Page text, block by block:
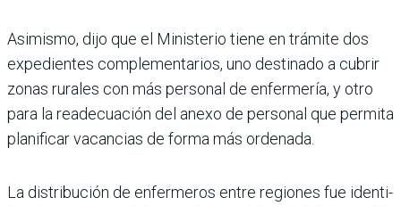
Asimismo, dijo que el Minis­terio tiene en trámite dos
expedientes complementa­rios, uno destinado a cubrir
zonas rurales con más perso­nal de enfermería, y otro
para la readecuación del anexo de personal que permita
plani­ficar vacancias de forma más ordenada.
La distribución de enferme­ros entre regiones fue identi­